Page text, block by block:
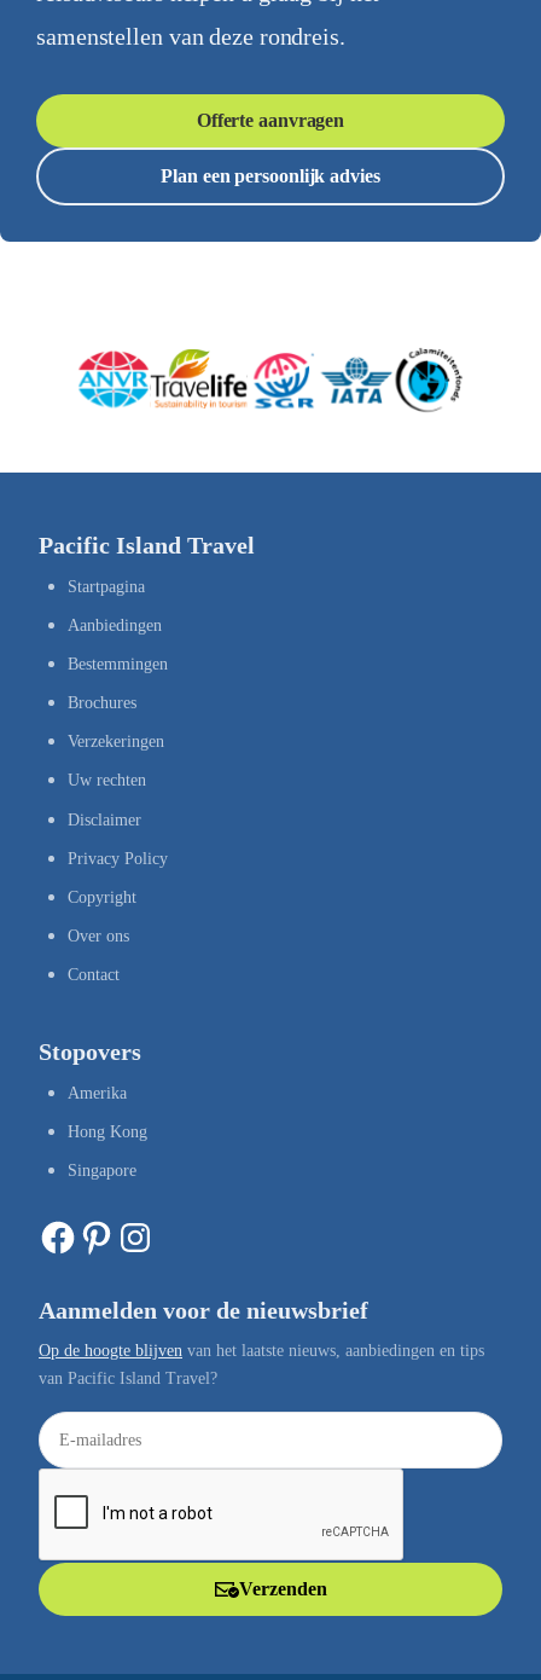
samenstellen van deze rondreis.
Offerte aanvragen
Plan een persoonlijk advies
Pacific Island Travel
Startpagina
Aanbiedingen
Bestemmingen
Brochures
Verzekeringen
Uw rechten
Disclaimer
Privacy Policy
Copyright
Over ons
Contact
Stopovers
Amerika
Hong Kong
Singapore
Facebook Pinterest Instagram
Aanmelden voor de nieuwsbrief
Op de hoogte blijven van het laatste nieuws, aanbiedingen en tips
van Pacific Island Travel?
E
-
a
Verzenden